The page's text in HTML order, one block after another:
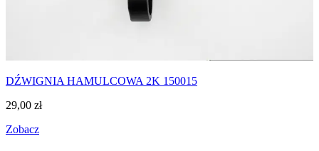
DŹWIGNIA HAMULCOWA 2K 150015
29,00 zł
Zobacz